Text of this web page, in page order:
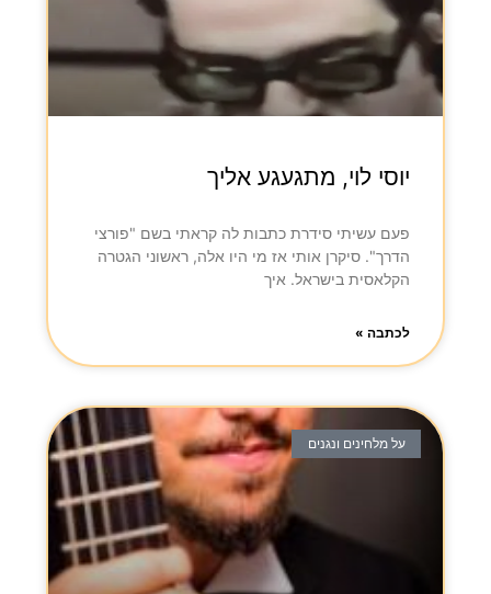
יוסי לוי, מתגעגע אליך
פעם עשיתי סידרת כתבות לה קראתי בשם "פורצי
הדרך". סיקרן אותי אז מי היו אלה, ראשוני הגטרה
הקלאסית בישראל. איך
לכתבה »
על מלחינים ונגנים